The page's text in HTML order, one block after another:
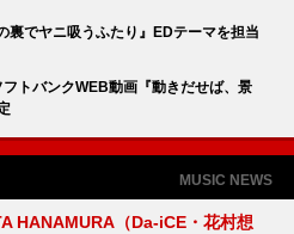
裏でヤニ吸うふたり』EDテーマを担当
トバンクWEB動画『動きだせば、景
MUSIC NEWS
HANAMURA（Da-iCE・花村想